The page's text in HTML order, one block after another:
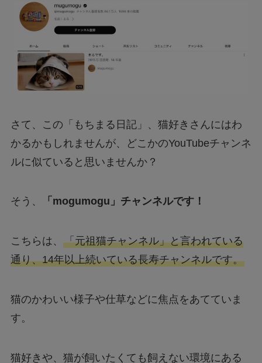
さて、この「もちまる日記」、猫好きさんにはわ
かるかもしれませんが、どこかのYouTubeチャンネ
ルに似ていると思いませんか？
そう、 「mogumogu」チャンネルです！
こちらは、 「元祖猫チャンネル」と言われている
通り、14年以上続いている長寿チャンネルです。
猫のかわいい様子や仕草などに焦点をあてていま
す。
猫好きや、猫が飼いたくても飼えない環境にある